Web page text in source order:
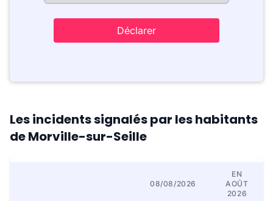
Déclarer
Les incidents signalés par les habitants
de Morville-sur-Seille
08/08/2026
EN
AOÛT
2026